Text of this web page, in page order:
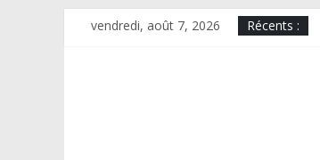
Skipvendredi, août 7, 2026 Récents :